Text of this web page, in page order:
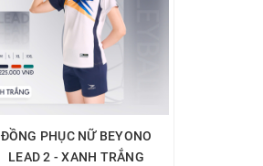
ĐỒNG PHỤC NỮ BEYONO
LEAD 2 - XANH TRẮNG